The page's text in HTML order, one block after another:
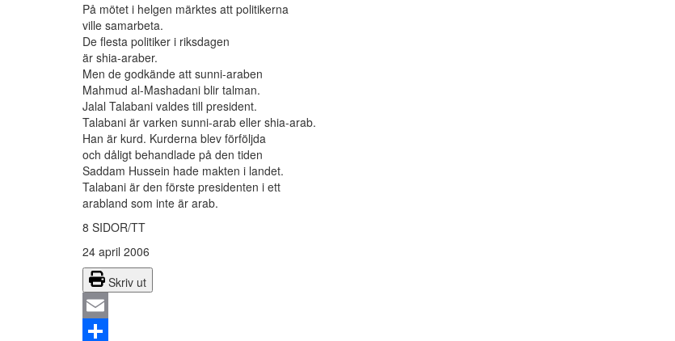
På mötet i helgen märktes att politikerna
ville samarbeta.
De flesta politiker i riksdagen
är shia-araber.
Men de godkände att sunni-araben
Mahmud al-Mashadani blir talman.
Jalal Talabani valdes till president.
Talabani är varken sunni-arab eller shia-arab.
Han är kurd. Kurderna blev förföljda
och dåligt behandlade på den tiden
Saddam Hussein hade makten i landet.
Talabani är den förste presidenten i ett
arabland som inte är arab.
8 SIDOR/TT
24 april 2006
Skriv ut
Email